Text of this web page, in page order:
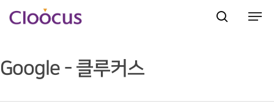
Hit enter to search or ESC to close
Google - 클루커스